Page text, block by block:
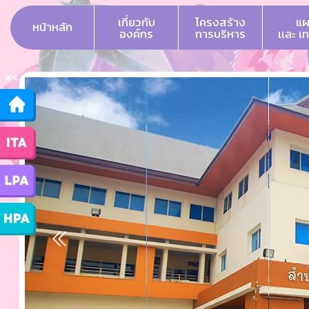
<<
หน้าหลัก เกี่ยวกับ
องค์กร
โครงสร้าง
การบริหาร
แ
เเละ